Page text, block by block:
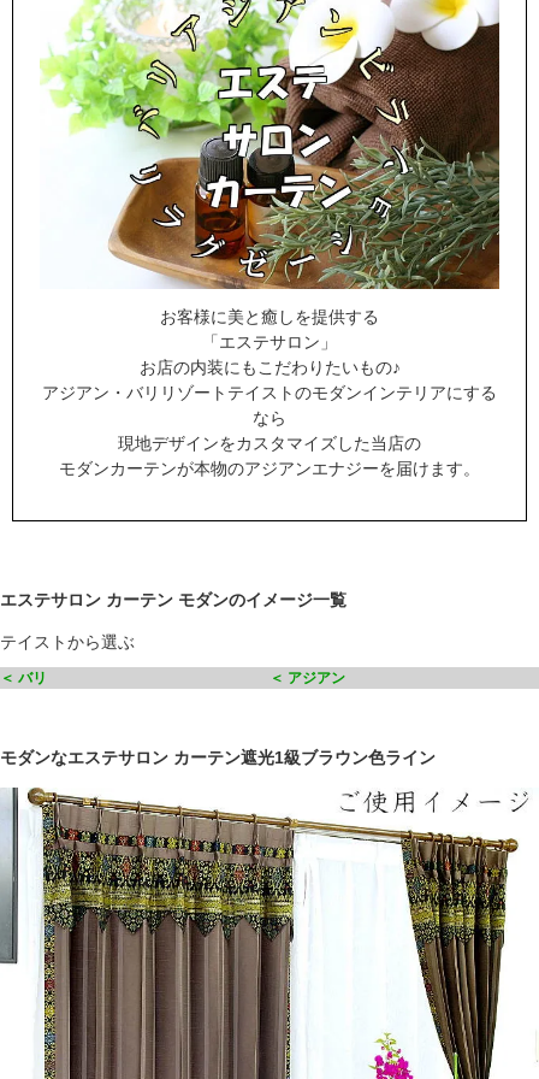
お客様に美と癒しを提供する
「エステサロン」
お店の内装にもこだわりたいもの♪
アジアン・バリリゾートテイストのモダンインテリアにする
なら
現地デザインをカスタマイズした当店の
モダンカーテンが本物のアジアンエナジーを届けます。
エステサロン カーテン モダンのイメージ一覧
テイストから選ぶ
＜ バリ ＜ アジアン
モダンなエステサロン カーテン遮光1級ブラウン色ライン